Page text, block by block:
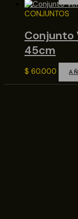
CONJUNTOS
Conjunto
45cm
$ 60.000